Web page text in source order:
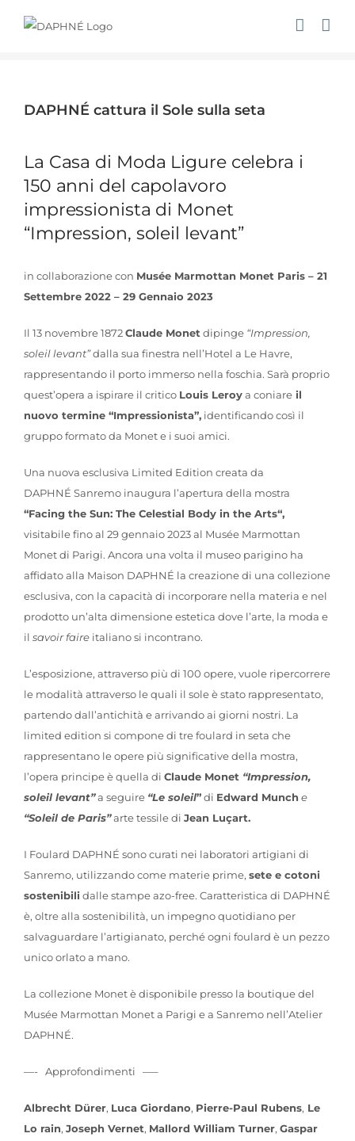
immagine
DAPHNÉ cattura il Sole sulla seta
La Casa di Moda Ligure celebra i
150 anni del capolavoro
impressionista di Monet
“Impression, soleil levant”
in collaborazione con Musée Marmottan Monet Paris – 21
Settembre 2022 – 29 Gennaio 2023
Il 13 novembre 1872Claude Monet dipinge “Impression,
soleil levant”dalla sua finestra nell’Hotel a Le Havre,
rappresentando il porto immerso nella foschia. Sarà proprio
quest’opera a ispirare il critico Louis Leroya coniareil
nuovo termine “Impressionista”,identificando così il
gruppo formato da Monet e i suoi amici.
Una nuova esclusiva Limited Edition creata da
DAPHNÉ Sanremo inaugura l’apertura della mostra
“Facing the Sun: The Celestial Body in the Arts“,
visitabile fino al 29 gennaio 2023 al Musée Marmottan
Monet di Parigi. Ancora una volta il museo parigino ha
affidato alla Maison DAPHNÉ la creazione di una collezione
esclusiva, con la capacità di incorporare nella materia e nel
prodotto un’alta dimensione estetica dove l’arte, la moda e
il savoir faireitaliano si incontrano.
L’esposizione, attraverso più di 100 opere, vuole ripercorrere
le modalità attraverso le quali il sole è stato rappresentato,
partendo dall’antichità e arrivando ai giorni nostri. La
limited edition si compone di tre foulard in seta che
rappresentano le opere più significative della mostra,
l’opera principe è quella di Claude Monet “Impression,
soleil levant”a seguire “Le soleil”di Edward Munch e
“Soleil de Paris”arte tessile di Jean Luçart.
I Foulard DAPHNÉ sono curati nei laboratori artigiani di
Sanremo, utilizzando come materie prime, sete e cotoni
sostenibili dalle stampe azo-free. Caratteristica di DAPHNÉ
è, oltre alla sostenibilità, un impegno quotidiano per
salvaguardare l’artigianato, perché ogni foulard è un pezzo
unico orlato a mano.
La collezione Monet è disponibile presso la boutique del
Musée Marmottan Monet a Parigi e a Sanremo nell’Atelier
DAPHNÉ.
—- Approfondimenti —–
Albrecht Dürer, Luca Giordano, Pierre-Paul Rubens, Le
Lo rain, Joseph Vernet, Mallord William Turner, Gaspar